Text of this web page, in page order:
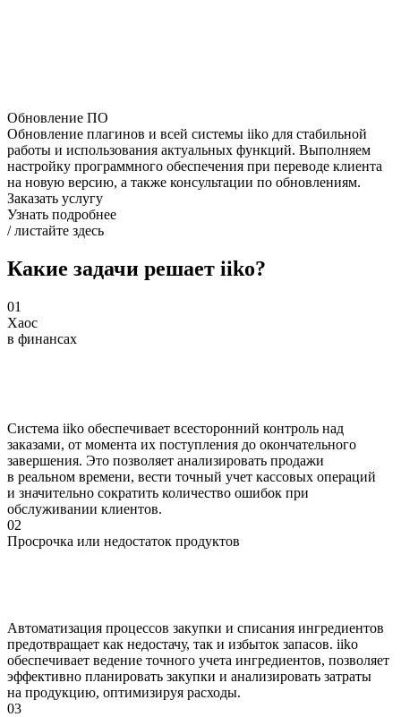
Обновление ПО
Обновление плагинов и всей системы iiko для стабильной
работы и использования актуальных функций. Выполняем
настройку программного обеспечения при переводе клиента
на новую версию, а также консультации по обновлениям.
Заказать услугу
Узнать подробнее
/ листайте здесь
Какие задачи решает iiko?
01
Хаос
в финансах
Система iiko обеспечивает всесторонний контроль над
заказами, от момента их поступления до окончательного
завершения. Это позволяет анализировать продажи
в реальном времени, вести точный учет кассовых операций
и значительно сократить количество ошибок при
обслуживании клиентов.
02
Просрочка или недостаток продуктов
Автоматизация процессов закупки и списания ингредиентов
предотвращает как недостачу, так и избыток запасов. iiko
обеспечивает ведение точного учета ингредиентов, позволяет
эффективно планировать закупки и анализировать затраты
на продукцию, оптимизируя расходы.
03